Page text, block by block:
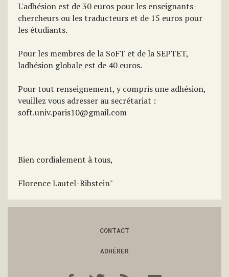
L'adhésion est de 30 euros pour les enseignants-
chercheurs ou les traducteurs et de 15 euros pour
les étudiants.
Pour les membres de la SoFT et de la SEPTET,
ladhésion globale est de 40 euros.
Pour tout renseignement, y compris une adhésion,
veuillez vous adresser au secrétariat :
soft.univ.paris10@gmail.com
Bien cordialement à tous,
Florence Lautel-Ribstein"
CONTACT
ADHÉRER